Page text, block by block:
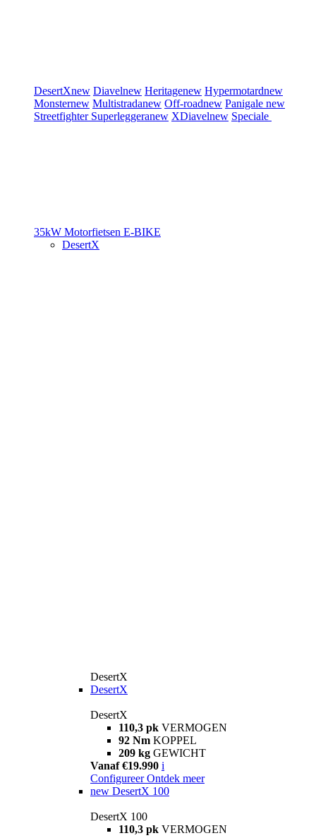
DesertXnew Diavelnew Heritagenew Hypermotardnew
Monsternew Multistradanew Off-roadnew Panigale new
Streetfighter Superleggeranew XDiavelnew Speciale
35kW Motorfietsen E-BIKE
DesertX
DesertX
DesertX
DesertX
110,3 pk VERMOGEN
92 Nm KOPPEL
209 kg GEWICHT
Vanaf €19.990 i
Configureer Ontdek meer
new DesertX 100
DesertX 100
110,3 pk VERMOGEN